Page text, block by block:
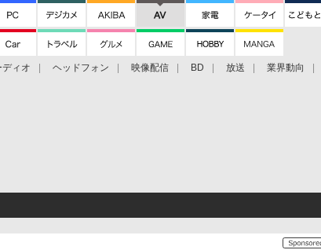
ィオ ヘッドフォン 映像配信 BD 放送 業界動向